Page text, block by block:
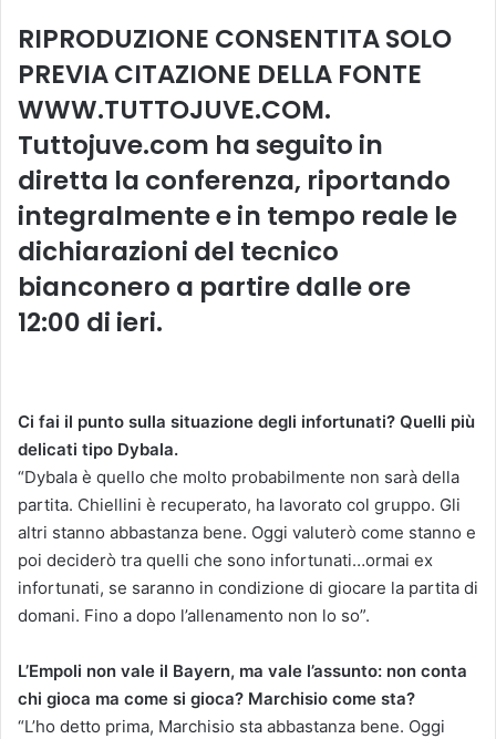
RIPRODUZIONE CONSENTITA SOLO
PREVIA CITAZIONE DELLA FONTE
WWW.TUTTOJUVE.COM.
Tuttojuve.com ha seguito in
diretta la conferenza, riportando
integralmente e in tempo reale le
dichiarazioni del tecnico
bianconero a partire dalle ore
12:00 di ieri.
Ci fai il punto sulla situazione degli infortunati? Quelli più
delicati tipo Dybala.
“Dybala è quello che molto probabilmente non sarà della
partita. Chiellini è recuperato, ha lavorato col gruppo. Gli
altri stanno abbastanza bene. Oggi valuterò come stanno e
poi deciderò tra quelli che sono infortunati…ormai ex
infortunati, se saranno in condizione di giocare la partita di
domani. Fino a dopo l’allenamento non lo so”.
L’Empoli non vale il Bayern, ma vale l’assunto: non conta
chi gioca ma come si gioca? Marchisio come sta?
“L’ho detto prima, Marchisio sta abbastanza bene. Oggi